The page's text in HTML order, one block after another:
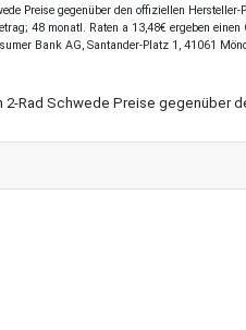
Preise gegenüber den offiziellen Hersteller-
48 monatl. Raten a 13,48€ ergeben
Bank AG, Santander-Platz 1, 41061
2-Rad Schwede Preise